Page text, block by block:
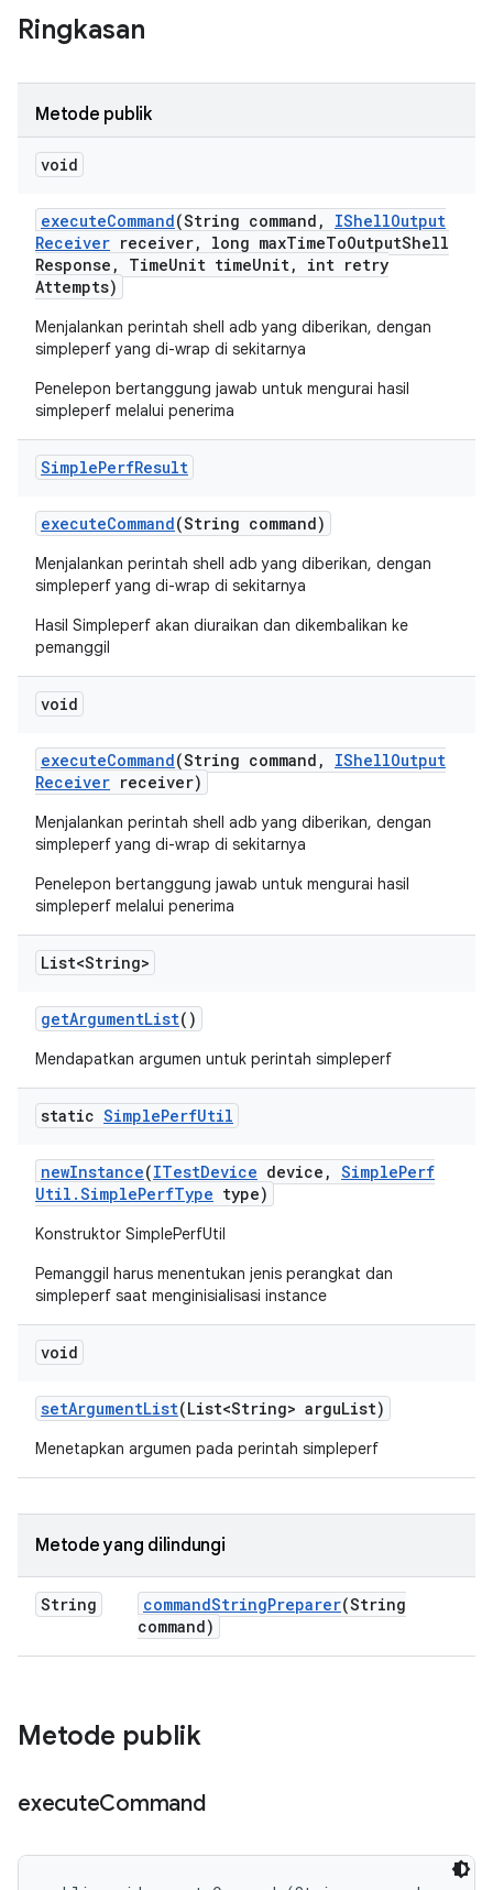
Ringkasan
Metode publik
void
executeCommand(String command , IShellOutput
Receiver receiver, long maxTimeToOutputShell
Response , TimeUnit timeUnit,
int retry
Attempts)
Menjalankan perintah shell adb yang diberikan, dengan
simpleperf yang di-wrap di sekitarnya
Penelepon bertanggung jawab untuk mengurai hasil
simpleperf melalui penerima
SimplePerfResult
executeCommand(String command)
Menjalankan perintah shell adb yang diberikan, dengan
simpleperf yang di-wrap di sekitarnya
Hasil Simpleperf akan diuraikan dan dikembalikan ke
pemanggil
void
executeCommand(String command , IShellOutput
Receiver receiver)
Menjalankan perintah shell adb yang diberikan, dengan
simpleperf yang di-wrap di sekitarnya
Penelepon bertanggung jawab untuk mengurai hasil
simpleperf melalui penerima
List<String>
getArgumentList()
Mendapatkan argumen untuk perintah simpleperf
static SimplePerfUtil
newInstance(ITestDevice device , SimplePerf
Util .SimplePerfType type)
Konstruktor SimplePerfUtil
Pemanggil harus menentukan jenis perangkat dan
simpleperf saat menginisialisasi instance
void
setArgumentList(List<String> arguList)
Menetapkan argumen pada perintah simpleperf
Metode yang dilindungi
String commandStringPreparer(String
command)
Metode publik
executeCommand